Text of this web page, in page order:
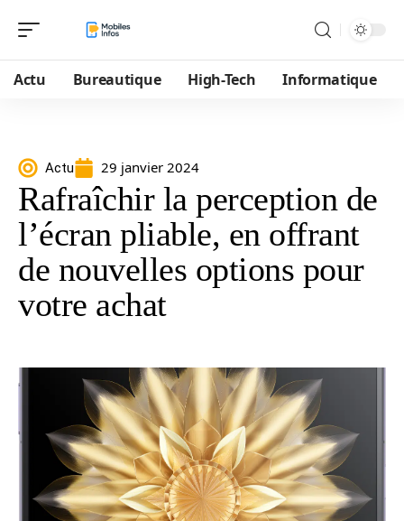
Actu Bureautique High-Tech Informatique
Actu 29 janvier 2024
Rafraîchir la perception de
l’écran pliable, en offrant
de nouvelles options pour
votre achat